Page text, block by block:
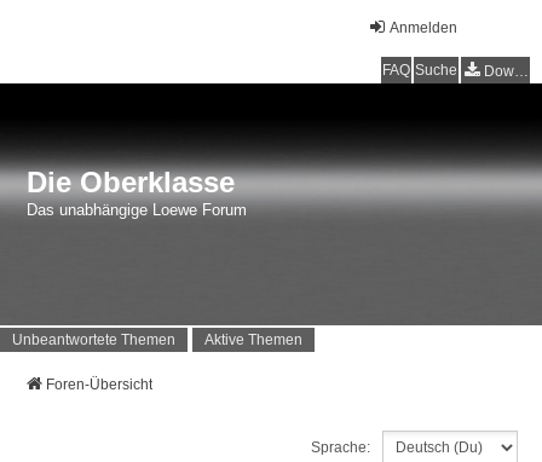
Anmelden
FAQ Suche Downloads
Die Oberklasse
Das unabhängige Loewe Forum
Unbeantwortete Themen Aktive Themen
Foren-Übersicht
Sprache: